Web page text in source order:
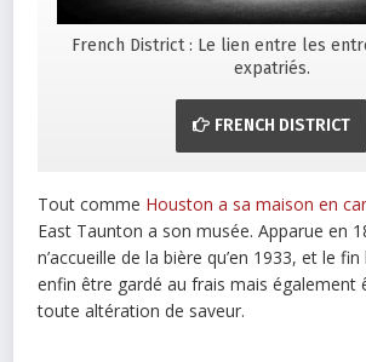
French District : Le lien entre les
expatriés.
FRENCH DISTRICT
Tout comme Houston a sa maison en
East Taunton a son musée. Apparue en
n’accueille de la bière qu’en 1933, et le
enfin être gardé au frais mais également
toute altération de saveur.